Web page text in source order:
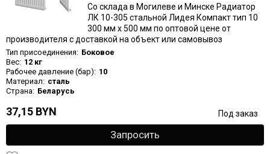
Со склада в Могилеве и Минске Радиатор
ЛК 10-305 стальной Лидея Компакт тип 10
300 мм х 500 мм по оптовой цене от
производителя с доставкой на объект или самовывоз
Тип присоединения: Боковое
Вес: 12 кг
Рабочее давление (бар): 10
Материал: сталь
Страна: Беларусь
37,15 BYN Под заказ
Запросить